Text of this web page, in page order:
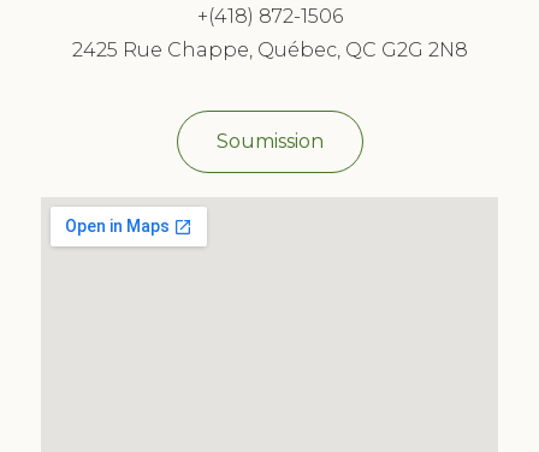
+(418) 872-1506
2425 Rue Chappe, Québec, QC G2G 2N8
Soumission